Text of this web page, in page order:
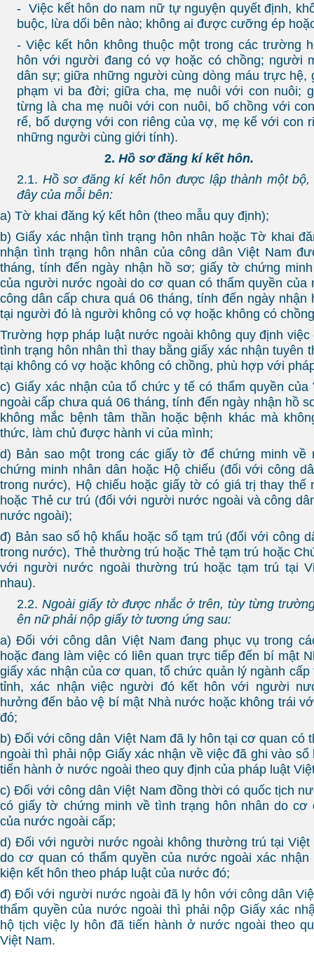
- Việc kết hôn do nam nữ tự nguyện quyết định,
buộc, lừa dối bên nào; không ai được cưỡng ép
- Việc kết hôn không thuộc một trong các trường
hôn với người đang có vợ hoặc có chồng; người
dân sự; giữa những người cùng dòng máu trực hệ,
phạm vi ba đời; giữa cha, mẹ nuôi với con nuôi;
từng là cha mẹ nuôi với con nuôi, bố chồng với
rể, bố dượng với con riêng của vợ, mẹ kế với con
những người cùng giới tính).
2. Hồ sơ đăng kí kết hôn.
2.1. Hồ sơ đăng kí kết hôn được lập thành một
đây của mỗi bên:
a) Tờ khai đăng ký kết hôn (theo mẫu quy định);
b) Giấy xác nhận tình trạng hôn nhân hoặc Tờ khai
nhận tình trạng hôn nhân của công dân Việt Nam
tháng, tính đến ngày nhận hồ sơ; giấy tờ chứng
của người nước ngoài do cơ quan có thẩm quyền
công dân cấp chưa quá 06 tháng, tính đến ngày nhận
tại người đó là người không có vợ hoặc không có
Trường hợp pháp luật nước ngoài không quy định
tình trạng hôn nhân thì thay bằng giấy xác nhận tuyên
tại không có vợ hoặc không có chồng, phù hợp với
c) Giấy xác nhận của tổ chức y tế có thẩm quyền
ngoài cấp chưa quá 06 tháng, tính đến ngày nhận hồ
không mắc bệnh tâm thần hoặc bệnh khác mà
thức, làm chủ được hành vi của mình;
d) Bản sao một trong các giấy tờ để chứng minh về
chứng minh nhân dân hoặc Hộ chiếu (đối với công
trong nước), Hộ chiếu hoặc giấy tờ có giá trị thay thế
hoặc Thẻ cư trú (đối với người nước ngoài và công
nước ngoài);
đ) Bản sao sổ hộ khẩu hoặc sổ tạm trú (đối với công
trong nước), Thẻ thường trú hoặc Thẻ tạm trú hoặc
với người nước ngoài thường trú hoặc tạm trú tại
nhau).
2.2. Ngoài giấy tờ được nhắc ở trên, tùy từng
ên nữ phải nộp giấy tờ tương ứng sau:
a) Đối với công dân Việt Nam đang phục vụ trong
hoặc đang làm việc có liên quan trực tiếp đến bí mật
giấy xác nhận của cơ quan, tổ chức quản lý ngành
tỉnh, xác nhận việc người đó kết hôn với người
hưởng đến bảo vệ bí mật Nhà nước hoặc không trái
đó;
b) Đối với công dân Việt Nam đã ly hôn tại cơ quan có
ngoài thì phải nộp Giấy xác nhận về việc đã ghi vào
tiến hành ở nước ngoài theo quy định của pháp luật
c) Đối với công dân Việt Nam đồng thời có quốc tịch
có giấy tờ chứng minh về tình trạng hôn nhân do cơ
của nước ngoài cấp;
d) Đối với người nước ngoài không thường trú tại Việt
do cơ quan có thẩm quyền của nước ngoài xác
kiện kết hôn theo pháp luật của nước đó;
đ) Đối với người nước ngoài đã ly hôn với công dân
thẩm quyền của nước ngoài thì phải nộp Giấy xác
hộ tịch việc ly hôn đã tiến hành ở nước ngoài theo
Việt Nam.